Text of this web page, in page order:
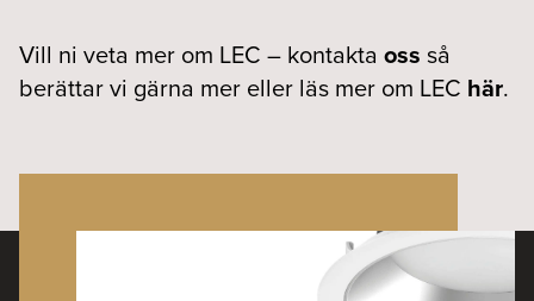
Vill ni veta mer om LEC – kontakta oss så
berättar vi gärna mer eller läs mer om LEC här.